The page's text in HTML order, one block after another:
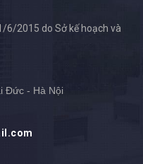
6/2015 do Sở kế hoạch và
Đức - Hà Nội